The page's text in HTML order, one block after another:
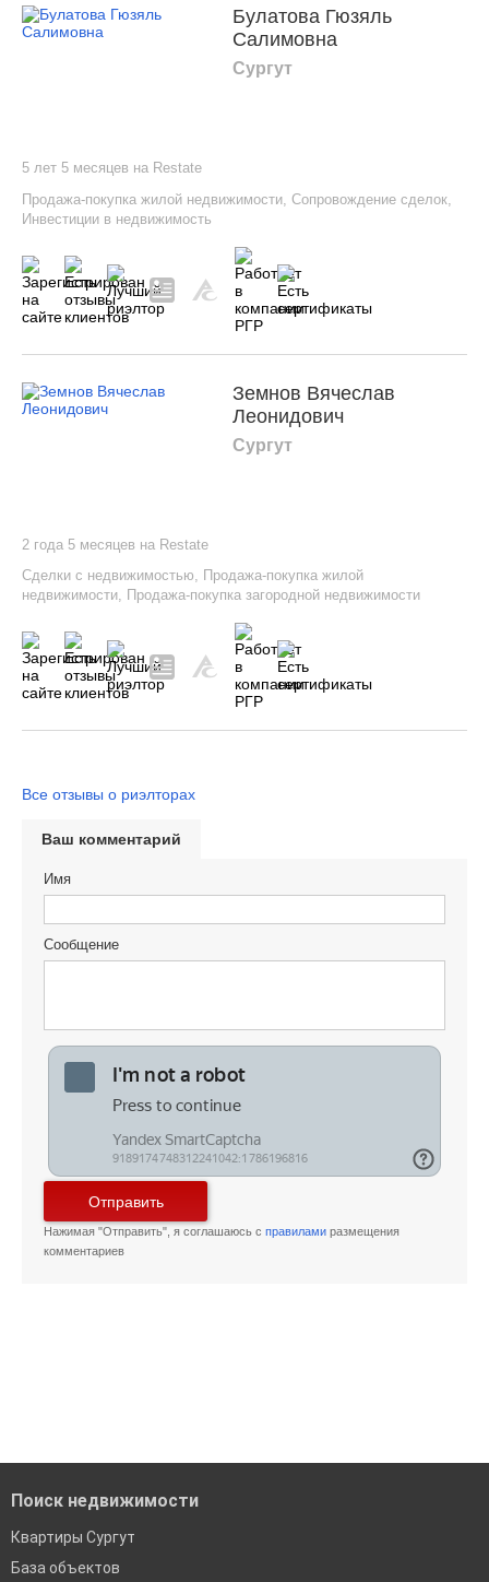
Булатова Гюзяль
Салимовна
Сургут
5 лет 5 месяцев на Restate
Продажа-покупка жилой недвижимости Сопровождение сделок
Инвестиции в недвижимость
Земнов Вячеслав
Леонидович
Сургут
2 года 5 месяцев на Restate
Сделки с недвижимостью, Продажа-покупка жилой
недвижимости, Продажа-покупка загородной недвижимости
Все отзывы о риэлторах
Ваш комментарий
Имя
Сообщение
Отправить
Нажимая "Отправить", я соглашаюсь с правилами размещения
комментариев
Поиск недвижимости
Квартиры Сургут
База объектов